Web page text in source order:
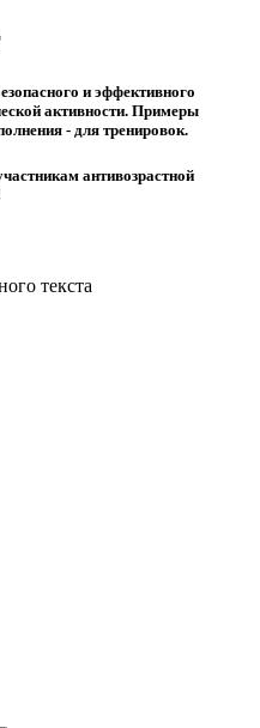
и эффективного
активности. Примеры
- для тренировок.
антивозрастной
текста